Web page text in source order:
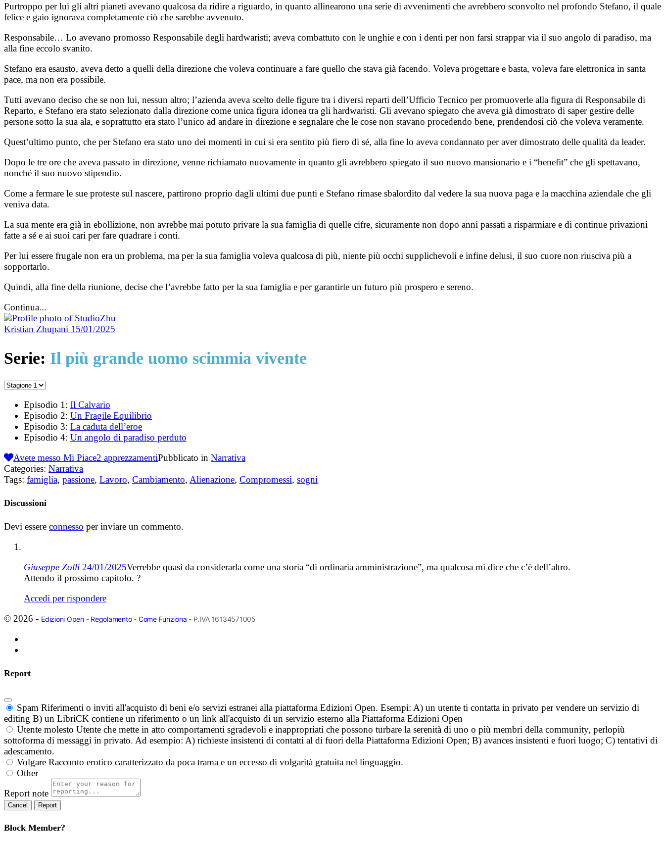
Purtroppo per lui gli altri pianeti avevano qualcosa da ridire a riguardo, in quanto allinearono una serie di avvenimenti che avrebbero sconvolto nel profondo Stefano, il quale
felice e gaio ignorava completamente ciò che sarebbe avvenuto.
Responsabile… Lo avevano promosso Responsabile degli hardwaristi; aveva combattuto con le unghie e con i denti per non farsi strappar via il suo angolo di paradiso, ma
alla fine eccolo svanito.
Stefano era esausto, aveva detto a quelli della direzione che voleva continuare a fare quello che stava già facendo. Voleva progettare e basta, voleva fare elettronica in santa
pace, ma non era possibile.
Tutti avevano deciso che se non lui, nessun altro; l’azienda aveva scelto delle figure tra i diversi reparti dell’Ufficio Tecnico per promuoverle alla figura di Responsabile di
Reparto, e Stefano era stato selezionato dalla direzione come unica figura idonea tra gli hardwaristi. Gli avevano spiegato che aveva già dimostrato di saper gestire delle
persone sotto la sua ala, e soprattutto era stato l’unico ad andare in direzione e segnalare che le cose non stavano procedendo bene, prendendosi ciò che voleva veramente.
Quest’ultimo punto, che per Stefano era stato uno dei momenti in cui si era sentito più fiero di sé, alla fine lo aveva condannato per aver dimostrato delle qualità da leader.
Dopo le tre ore che aveva passato in direzione, venne richiamato nuovamente in quanto gli avrebbero spiegato il suo nuovo mansionario e i “benefit” che gli spettavano,
nonché il suo nuovo stipendio.
Come a fermare le sue proteste sul nascere, partirono proprio dagli ultimi due punti e Stefano rimase sbalordito dal vedere la sua nuova paga e la macchina aziendale che gli
veniva data.
La sua mente era già in ebollizione, non avrebbe mai potuto privare la sua famiglia di quelle cifre, sicuramente non dopo anni passati a risparmiare e di continue privazioni
fatte a sé e ai suoi cari per fare quadrare i conti.
Per lui essere frugale non era un problema, ma per la sua famiglia voleva qualcosa di più, niente più occhi supplichevoli e infine delusi, il suo cuore non riusciva più a
sopportarlo.
Quindi, alla fine della riunione, decise che l’avrebbe fatto per la sua famiglia e per garantirle un futuro più prospero e sereno.
Continua...
Kristian Zhupani 15/01/2025
Serie: Il più grande uomo scimmia vivente
Episodio 1: Il Calvario
Episodio 2: Un Fragile Equilibrio
Episodio 3: La caduta dell’eroe
Episodio 4: Un angolo di paradiso perduto
Avete messo Mi Piace2 apprezzamentiPubblicato in Narrativa
Categories: Narrativa
Tags: famiglia, passione, Lavoro, Cambiamento, Alienazione, Compromessi, sogni
Discussioni
Devi essere connesso per inviare un commento.
Giuseppe Zolli 24/01/2025Verrebbe quasi da considerarla come una storia “di ordinaria amministrazione”, ma qualcosa mi dice che c’è dell’altro.
Attendo il prossimo capitolo. ?
Accedi per rispondere
© 2026 - Edizioni Open- Regolamento- Come Funziona - P.IVA 16134571005
Report
Spam Riferimenti o inviti all'acquisto di beni e/o servizi estranei alla piattaforma Edizioni Open. Esempi: A) un utente ti contatta in privato per vendere un servizio di
editing B) un LibriCK contiene un riferimento o un link all'acquisto di un servizio esterno alla Piattaforma Edizioni Open
Utente molesto Utente che mette in atto comportamenti sgradevoli e inappropriati che possono turbare la serenità di uno o più membri della community, perlopiù
sottoforma di messaggi in privato. Ad esempio: A) richieste insistenti di contatti al di fuori della Piattaforma Edizioni Open; B) avances insistenti e fuori luogo; C) tentativi di
adescamento.
Volgare Racconto erotico caratterizzato da poca trama e un eccesso di volgarità gratuita nel linguaggio.
Other
Report note
Report
Block Member?